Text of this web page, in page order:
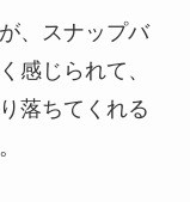
、スナップバ
感じられて、
落ちてくれる